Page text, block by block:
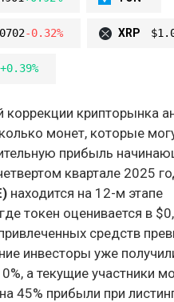
-0.32% XRP
+0.39%
крипторынка
монет, которые
прибыль
квартале 2025
находится на 12-м этапе
токен оценивается в
средств
инвесторы уже
а текущие участники
45% прибыли при